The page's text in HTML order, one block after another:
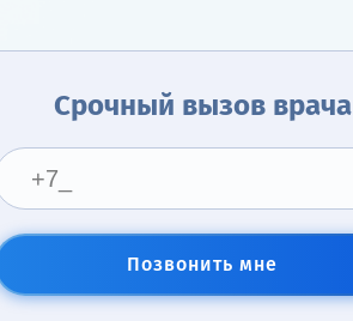
Срочный вызов врача
Позвонить мне